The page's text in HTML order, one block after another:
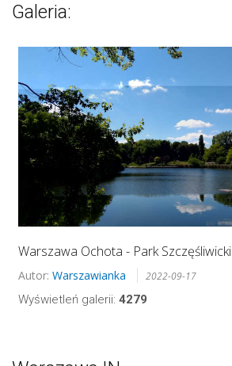
Galeria:
Warszawa Ochota - Park Szczęśliwicki
Autor: Warszawianka 2022-09-17
Wyświetleń galerii: 4279